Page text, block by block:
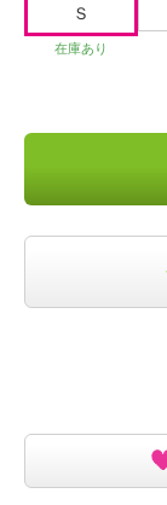
Ｓ
在庫あり